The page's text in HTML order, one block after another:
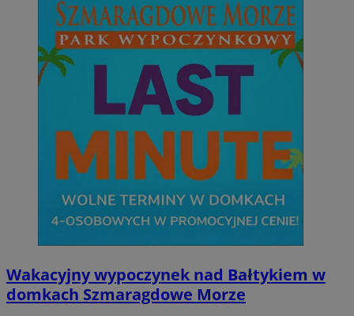
Wakacyjny wypoczynek nad Bałtykiem w
domkach Szmaragdowe Morze